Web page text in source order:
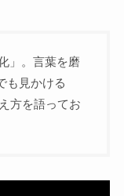
」。言葉を磨
も見かける
方を語ってお